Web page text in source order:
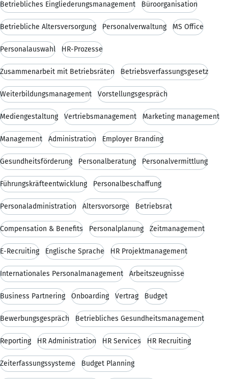
Betriebliches Eingliederungsmanagement Büroorganisation
Betriebliche Altersversorgung Personalverwaltung MS Office
Personalauswahl HR-Prozesse
Zusammenarbeit mit Betriebsräten Betriebsverfassungsgesetz
Weiterbildungsmanagement Vorstellungsgespräch
Mediengestaltung Vertriebsmanagement Marketing management
Management Administration Employer Branding
Gesundheitsförderung Personalberatung Personalvermittlung
Führungskräfteentwicklung Personalbeschaffung
Personaladministration Altersvorsorge Betriebsrat
Compensation & Benefits Personalplanung Zeitmanagement
E-Recruiting Englische Sprache HR Projektmanagement
Internationales Personalmanagement Arbeitszeugnisse
Business Partnering Onboarding Vertrag Budget
Bewerbungsgespräch Betriebliches Gesundheitsmanagement
Reporting HR Administration HR Services HR Recruiting
Zeiterfassungssysteme Budget Planning